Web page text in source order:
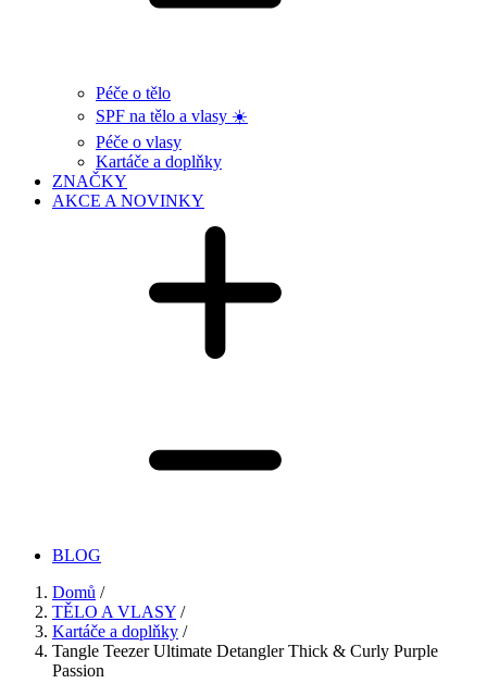
Péče o tělo
SPF na tělo a vlasy ☀️
Péče o vlasy
Kartáče a doplňky
ZNAČKY
AKCE A NOVINKY
BLOG
Domů /
TĚLO A VLASY /
Kartáče a doplňky /
Tangle Teezer Ultimate Detangler Thick & Curly Purple
Passion